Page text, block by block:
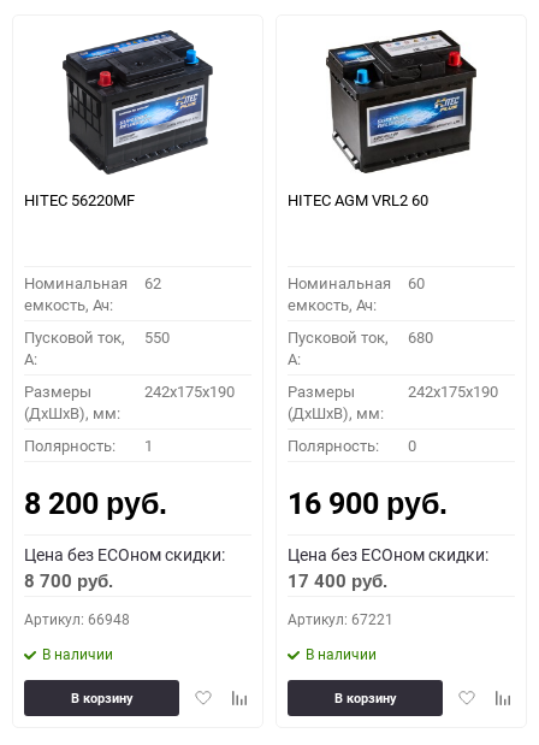
HITEC 56220MF
Номинальная
емкость, Ач:
62
Пусковой ток,
A:
550
Размеры
(ДхШхВ), мм:
242x175x190
Полярность: 1
8 200 руб.
Цена без ECOном скидки:
8 700 руб.
Артикул: 66948
В наличии
ДобавитьДобавить
В корзину
HITEC AGM VRL2 60
Номинальная
емкость, Ач:
60
Пусковой ток,
A:
680
Размеры
(ДхШхВ), мм:
242x175x190
Полярность: 0
16 900 руб.
Цена без ECOном скидки:
17 400 руб.
Артикул: 67221
В наличии
Добавить
В корзину